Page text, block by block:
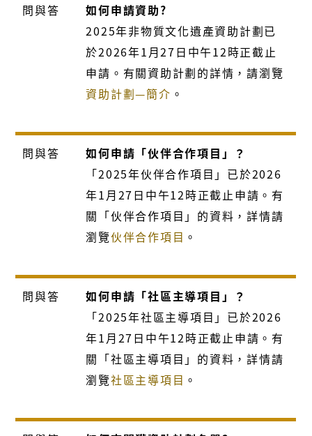
問與答
如何申請資助?
2025年非物質文化遺產資助計劃已
於2026年1月27日中午12時正截止
申請。有關資助計劃的詳情，請瀏覽
資助計劃—簡介 。
問與答
如何申請「伙伴合作項目」？
「2025年伙伴合作項目」已於2026
年1月27日中午12時正截止申請。有
關「伙伴合作項目」的資料，詳情請
瀏覽伙伴合作項目 。
問與答
如何申請「社區主導項目」？
「2025年社區主導項目」已於2026
年1月27日中午12時正截止申請。有
關「社區主導項目」的資料，詳情請
瀏覽社區主導項目 。